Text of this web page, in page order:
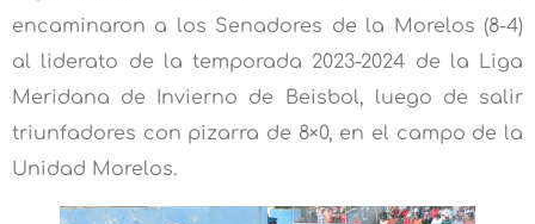
encaminaron a los Senadores de la Morelos (8-4)
al liderato de la temporada 2023-2024 de la Liga
Meridana de Invierno de Beisbol, luego de salir
triunfadores con pizarra de 8×0, en el campo de la
Unidad Morelos.